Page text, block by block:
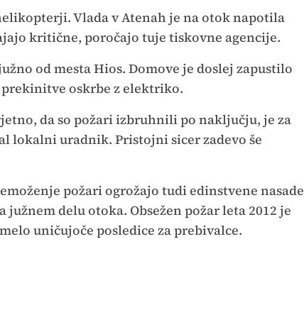
Vlada v Atenah je na otok napotila
kritične, poročajo tuje tiskovne agencije.
od mesta Hios. Domove je doslej zapustilo
oskrbe z elektriko.
da so požari izbruhnili po naključju, je za
lokalni uradnik. Pristojni sicer zadevo še
požari ogrožajo tudi edinstvene nasade
delu otoka. Obsežen požar leta 2012 je
uničujoče posledice za prebivalce.